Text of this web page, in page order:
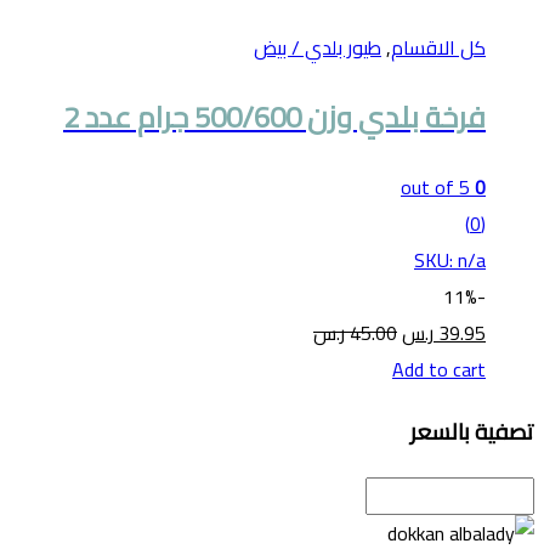
كل الاقسام,طيور بلدي / بيض
فرخة بلدي وزن 500/600 جرام عدد 2
0
out of 5
(0)
SKU: n/a
-
11%
39.95ر.س45.00ر.س
Add to cart
تصفية بالسعر